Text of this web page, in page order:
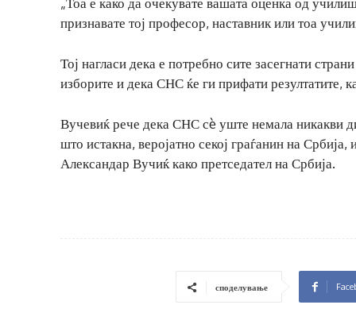
признавате тој професор, наставник или тоа
Тој нагласи дека е потребно сите засегнати
изборите и дека СНС ќе ги прифати резултатите,
Вучевиќ рече дека СНС сè уште немала никакви
што истакна, веројатно секој граѓанин на
Александар Вучиќ како претседател на Србија.
споделување